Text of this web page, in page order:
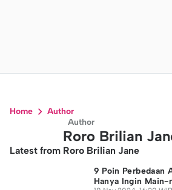
Home
Author
Author
Roro Brilian
Latest from Roro Brilian Jane
9 Poin Perbedaan
Hanya Ingin Main-